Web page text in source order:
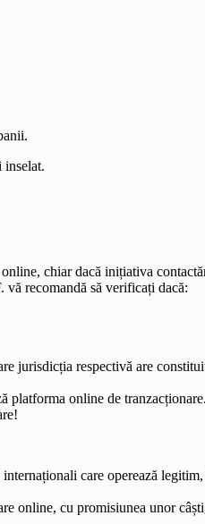
inselat.
chiar dacă inițiativa
recomandă să verificați dacă:
jurisdicția respectivă are
platforma online de
care operează
online, cu promisiunea unor